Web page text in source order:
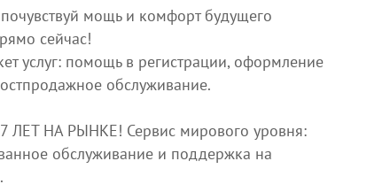
почувствуй мощь и комфорт будущего
сейчас!
услуг: помощь в регистрации, оформление
обслуживание.
НА РЫНКЕ! Сервис мирового уровня:
обслуживание и поддержка на